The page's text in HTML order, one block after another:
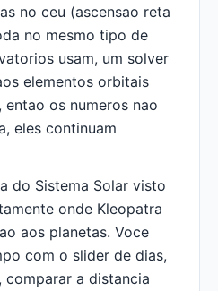
no ceu (ascensao reta
no mesmo tipo de
usam, um solver
elementos orbitais
os numeros nao
eles continuam
do Sistema Solar visto
onde Kleopatra
aos planetas. Voce
com o slider de dias,
comparar a distancia